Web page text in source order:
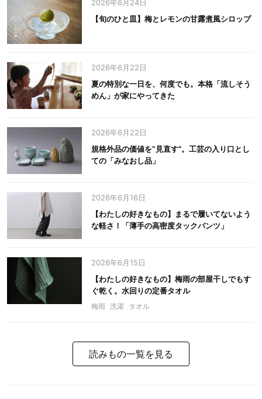
2026年6月24日
【旬のひと皿】梅とレモンの甘露煮風シロップ
2026年6月22日
夏の特別な一日を、何度でも。本格「流しそう
めん」が家にやってきた
2026年6月22日
規格外品の価値を‟見直す”。工芸の入り口とし
ての「みなおし品」
2026年6月16日
【わたしの好きなもの】まるで履いてないよう
な軽さ！「薄手の高密度タックパンツ」
2026年6月15日
【わたしの好きなもの】梅雨の部屋干しでもす
ぐ乾く。水回りの定番タオル
梅雨 洗濯 タオル
読みもの一覧を見る